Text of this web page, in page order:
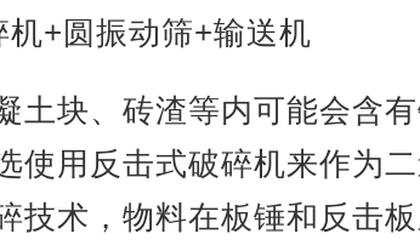
+圆振动筛+输送机
土块、砖渣等内可能会含
使用反击式破碎机来作为
技术，物料在板锤和反击